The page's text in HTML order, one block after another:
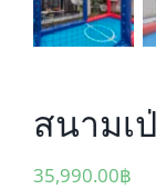
สนามเ
35,990.00฿